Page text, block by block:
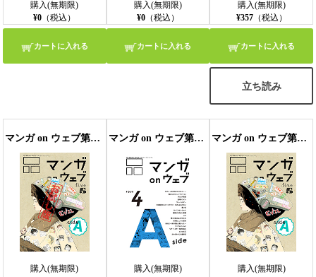
購入(無期限)
¥0 （税込）
カートに入れる
購入(無期限)
¥0（税込）
カートに入れる
購入(無期限)
¥357（税込）
カートに入れる
立ち読み
マンガ on ウェブ第5号 side-A 無料お試し版〔雑誌〕
購入(無期限)
マンガ on ウェブ第4号 side-A
購入(無期限)
マンガ on ウェブ第5号 side-A
購入(無期限)